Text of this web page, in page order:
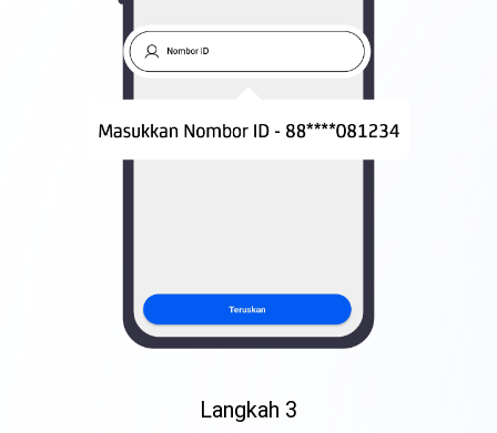
Langkah 3